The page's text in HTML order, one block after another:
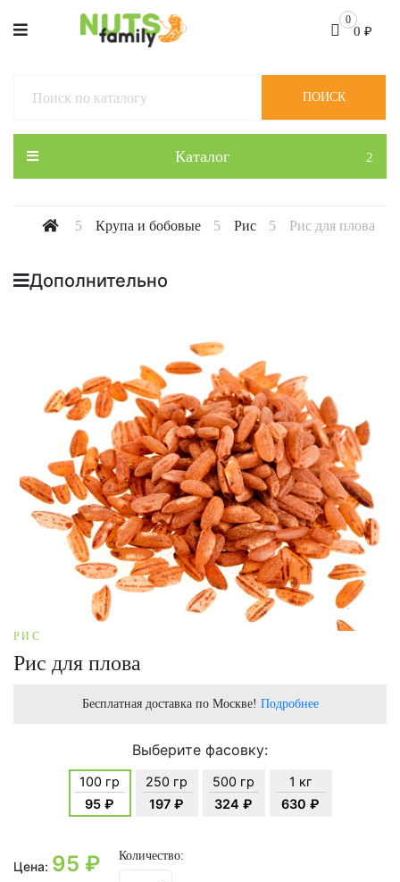
0
0 ₽
Каталог
ПОИСК
Крупа и бобовые Рис Рис для плова
Дополнительно
РИС
Рис для плова
Бесплатная доставка по Москве! Подробнее
Выберите фасовку:
100 гр
95 ₽
250 гр
197 ₽
500 гр
324 ₽
1 кг
630 ₽
Цена: 95 ₽ Количество: